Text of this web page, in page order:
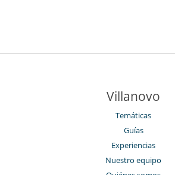
Villanovo
Temáticas
Guías
Experiencias
Nuestro equipo